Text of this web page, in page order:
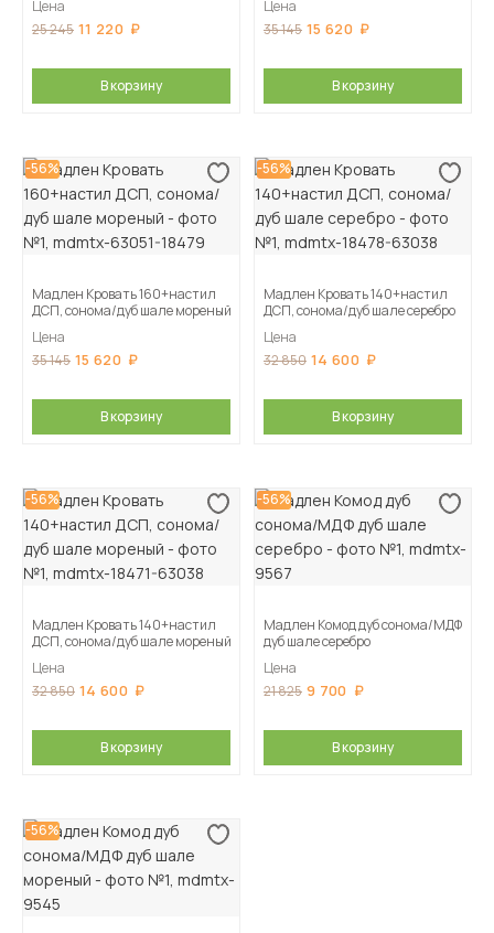
Цена
25 245 11 220
В корзину
Цена
35 145 15 620
В корзину
-56%
Мадлен Кровать 160+настил
ДСП, сонома/дуб шале мореный
Цена
35 145 15 620
В корзину
-56%
Мадлен Кровать 140+настил
ДСП, сонома/дуб шале серебро
Цена
32 850 14 600
В корзину
-56%
Мадлен Кровать 140+настил
ДСП, сонома/дуб шале мореный
Цена
32 850 14 600
В корзину
-56%
Мадлен Комод дуб сонома/МДФ
дуб шале серебро
Цена
21 825 9 700
В корзину
-56%